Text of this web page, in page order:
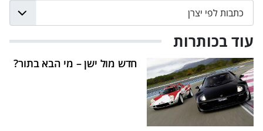
עוד בכותרות
חדש מול ישן – מי הבא בתור?